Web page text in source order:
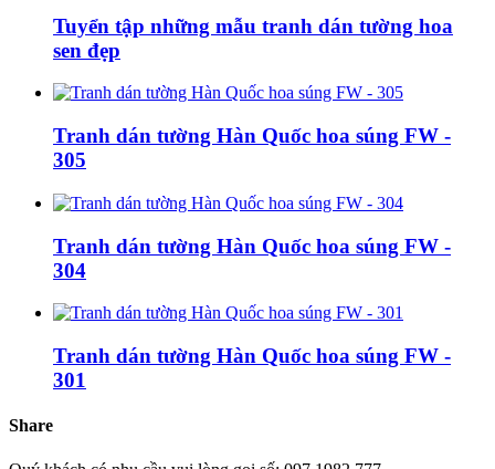
Tuyển tập những mẫu tranh dán tường hoa
sen đẹp
Tranh dán tường Hàn Quốc hoa súng FW -
305
Tranh dán tường Hàn Quốc hoa súng FW -
304
Tranh dán tường Hàn Quốc hoa súng FW -
301
Share